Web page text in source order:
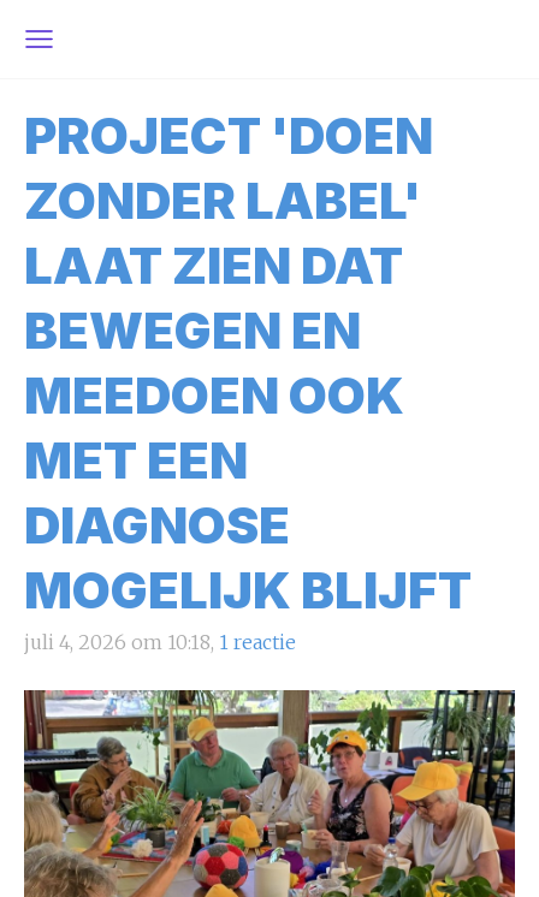
PROJECT 'DOEN
ZONDER LABEL'
LAAT ZIEN DAT
BEWEGEN EN
MEEDOEN OOK
MET EEN
DIAGNOSE
MOGELIJK BLIJFT
juli 4, 2026 om 10:18, 1 reactie